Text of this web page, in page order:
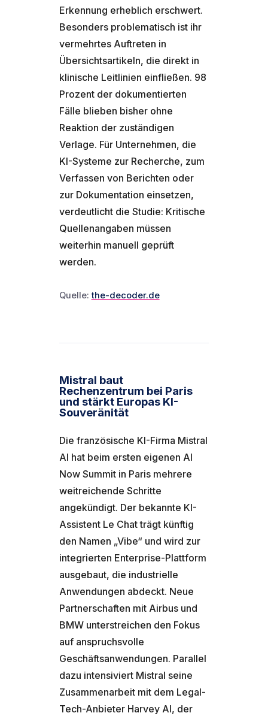
Erkennung erheblich erschwert.
Besonders problematisch ist ihr
vermehrtes Auftreten in
Übersichtsartikeln, die direkt in
klinische Leitlinien einfließen. 98
Prozent der dokumentierten
Fälle blieben bisher ohne
Reaktion der zuständigen
Verlage. Für Unternehmen, die
KI-Systeme zur Recherche, zum
Verfassen von Berichten oder
zur Dokumentation einsetzen,
verdeutlicht die Studie: Kritische
Quellenangaben müssen
weiterhin manuell geprüft
werden.
Quelle:the-decoder.de
Mistral baut
Rechenzentrum bei Paris
und stärkt Europas KI-
Souveränität
Die französische KI-Firma Mistral
AI hat beim ersten eigenen AI
Now Summit in Paris mehrere
weitreichende Schritte
angekündigt. Der bekannte KI-
Assistent Le Chat trägt künftig
den Namen „Vibe“ und wird zur
integrierten Enterprise-Plattform
ausgebaut, die industrielle
Anwendungen abdeckt. Neue
Partnerschaften mit Airbus und
BMW unterstreichen den Fokus
auf anspruchsvolle
Geschäftsanwendungen. Parallel
dazu intensiviert Mistral seine
Zusammenarbeit mit dem Legal-
Tech-Anbieter Harvey AI, der